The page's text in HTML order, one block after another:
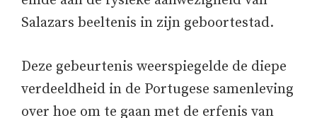
Salazars beeltenis in zijn geboortestad.
Deze gebeurtenis weerspiegelde de diepe
verdeeldheid in de Portugese samenleving
over hoe om te gaan met de erfenis van